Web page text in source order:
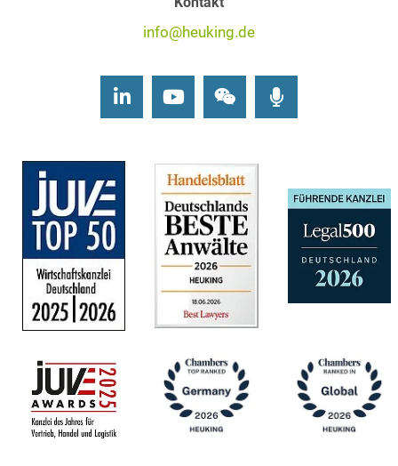
info@heuking.de
LinkedInYoutubeWechat